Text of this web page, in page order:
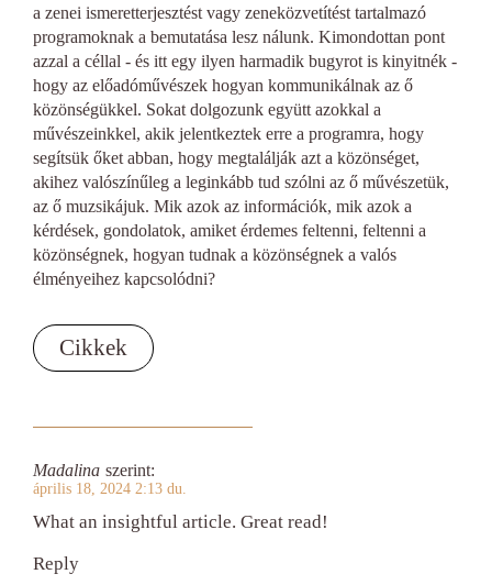
a zenei ismeretterjesztést vagy zeneközvetítést tartalmazó
programoknak a bemutatása lesz nálunk. Kimondottan pont
azzal a céllal - és itt egy ilyen harmadik bugyrot is kinyitnék -
hogy az előadóművészek hogyan kommunikálnak az ő
közönségükkel. Sokat dolgozunk együtt azokkal a
művészeinkkel, akik jelentkeztek erre a programra, hogy
segítsük őket abban, hogy megtalálják azt a közönséget,
akihez valószínűleg a leginkább tud szólni az ő művészetük,
az ő muzsikájuk. Mik azok az információk, mik azok a
kérdések, gondolatok, amiket érdemes feltenni, feltenni a
közönségnek, hogyan tudnak a közönségnek a valós
élményeihez kapcsolódni?
Cikkek
Madalina szerint:
április 18, 2024 2:13 du.
What an insightful article. Great read!
Reply